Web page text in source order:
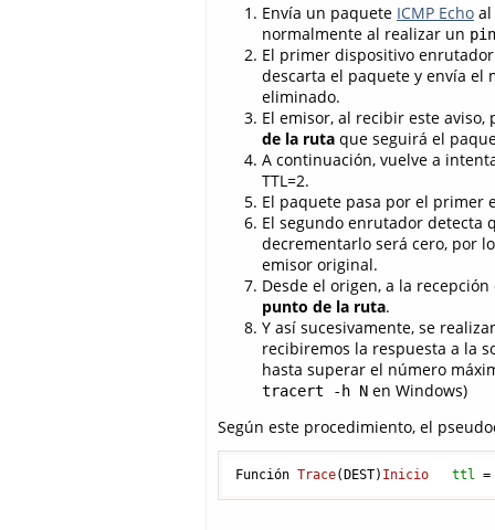
Envía un paquete ICMP Echo al
normalmente al realizar un
El primer dispositivo
descarta el paquete y envía el
eliminado.
El emisor, al recibir este aviso,
de la ruta que seguirá el
A continuación, vuelve a
TTL=2.
El paquete pasa por el primer
El segundo enrutador detecta
decrementarlo será cero, por
emisor original.
Desde el origen, a la
punto de la ruta.
Y así sucesivamente, se
recibiremos la respuesta a la
hasta superar el número
tracert -h N en Windows)
Según este procedimiento, el
Función Trace(DEST) Inicio ttl =